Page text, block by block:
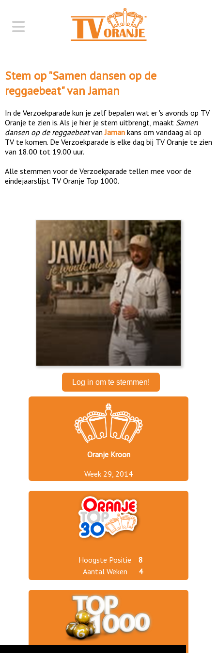
Stem op "Samen dansen op de
reggaebeat" vanJaman
In de Verzoekparade kun je zelf bepalen wat er 's avonds op TV
Oranje te zien is. Als je hier je stem uitbrengt, maakt Samen
dansen op de reggaebeatvanJaman kans om vandaag al op
TV te komen. De Verzoekparade is elke dag bij TV Oranje te zien
van 18.00 tot 19.00 uur.
Alle stemmen voor de Verzoekparade tellen mee voor de
eindejaarslijst TV Oranje Top 1000.
Log in om te stemmen!
Oranje Kroon
Week 29, 2014
Hoogste Positie
8
Aantal Weken
4